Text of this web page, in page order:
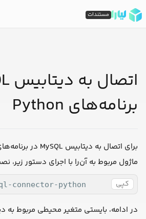
برنامه‌های Python
ماژول مربوط به آن‌را با اجرای دستور زیر،
کپی connector-python
در ادامه، بایستی متغیر محیطی مربوط به
مستندات